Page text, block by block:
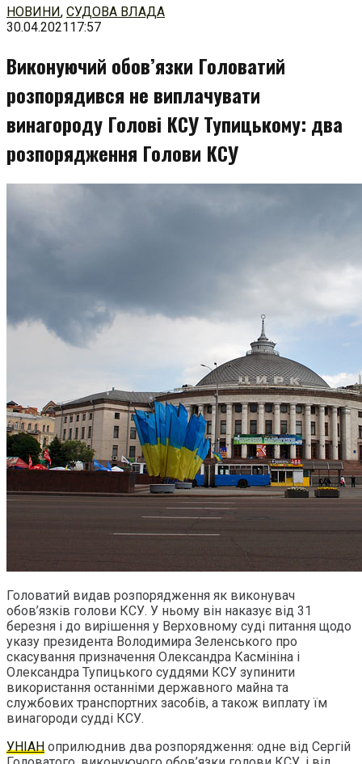
Перейти
до
НОВИНИ, СУДОВА ВЛАДА
30.04.202117:57
Виконуючий обов’язки Головатий
розпорядився не виплачувати
винагороду Голові КСУ Тупицькому: два
розпорядження Голови КСУ
Головатий видав розпорядження як виконувач
обов’язків голови КСУ. У ньому він наказує від 31
березня і до вирішення у Верховному суді питання щодо
указу президента Володимира Зеленського про
скасування призначення Олександра Касмініна і
Олександра Тупицького суддями КСУ зупинити
використання останніми державного майна та
службових транспортних засобів, а також виплату їм
винагороди судді КСУ.
УНІАН оприлюднив два розпорядження: одне від Сергій